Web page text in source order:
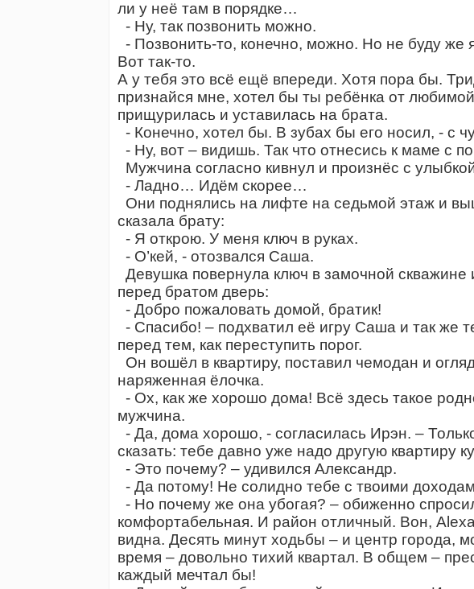
ли у неё там в порядке…
- Ну, так позвонить можно.
- Позвонить-то, конечно, можно. Но не буду же
Вот так-то.
А у тебя это всё ещё впереди. Хотя пора бы.
признайся мне, хотел бы ты ребёнка от
прищурилась и уставилась на брата.
- Конечно, хотел бы. В зубах бы его носил, - с
- Ну, вот – видишь. Так что отнесись к маме с
Мужчина согласно кивнул и произнёс с
- Ладно… Идём скорее…
Они поднялись на лифте на седьмой этаж и
сказала брату:
- Я открою. У меня ключ в руках.
- О’кей, - отозвался Саша.
Девушка повернула ключ в замочной скважине
перед братом дверь:
- Добро пожаловать домой, братик!
- Спасибо! – подхватил её игру Саша и так же
перед тем, как переступить порог.
Он вошёл в квартиру, поставил чемодан и
наряженная ёлочка.
- Ох, как же хорошо дома! Всё здесь такое
мужчина.
- Да, дома хорошо, - согласилась Ирэн. –
сказать: тебе давно уже надо другую квартиру
- Это почему? – удивился Александр.
- Да потому! Не солидно тебе с твоими
- Но почему же она убогая? – обиженно
комфортабельная. И район отличный. Вон,
видна. Десять минут ходьбы – и центр города,
время – довольно тихий квартал. В общем –
каждый мечтал бы!